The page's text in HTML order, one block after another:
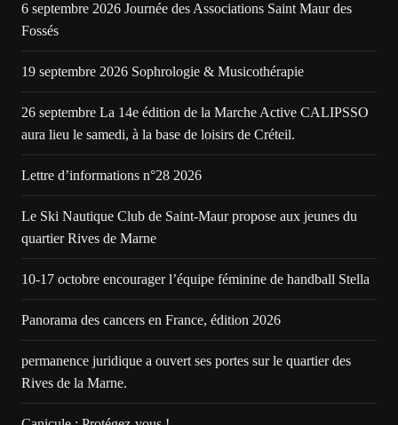
6 septembre 2026 Journée des Associations Saint Maur des
Fossés
19 septembre 2026 Sophrologie & Musicothérapie
26 septembre La 14e édition de la Marche Active CALIPSSO
aura lieu le samedi, à la base de loisirs de Créteil.
Lettre d’informations n°28 2026
Le Ski Nautique Club de Saint-Maur propose aux jeunes du
quartier Rives de Marne
10-17 octobre encourager l’équipe féminine de handball Stella
Panorama des cancers en France, édition 2026
permanence juridique a ouvert ses portes sur le quartier des
Rives de la Marne.